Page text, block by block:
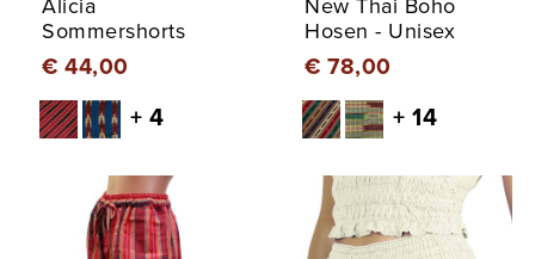
Alicia
Sommershorts
€ 44,00
+ 4
New Thai Boho
Hosen - Unisex
€ 78,00
+ 14